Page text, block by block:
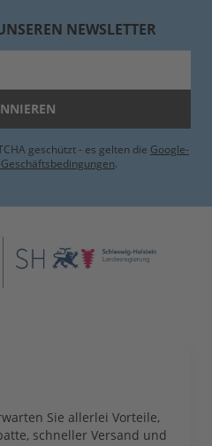
NEWSLETTER
geschützt - es gelten die Google-
.
Sie allerlei Vorteile,
schneller Versand und